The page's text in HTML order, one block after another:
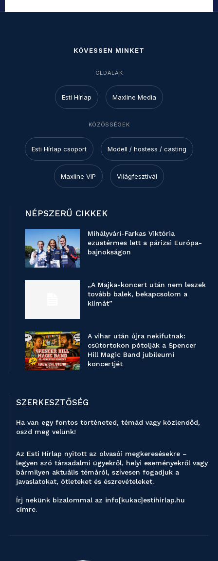
KÖVESSEN MINKET
OLDALAK
Esti Hírlap Maxline Media
KÖZÖSSÉGEK
Esti Hírlap csoport Modell / hostess / casting
Maxline VIP Világfesztivál
NÉPSZERŰ CIKKEK
Mihályvári-Farkas Viktória
ezüstérmes lett a párizsi Európa-
bajnokságon
„A Majka-koncert után nem leszek
tovább balek, bekapcsolom a
klímát”
A vihar után újra nekifutnak:
csütörtökön pótolják a Spencer
Hill Magic Band jubileumi
koncertjét
SZERKESZTŐSÉG
Ha van egy fontos történeted, témád vagy közlendőd,
oszd meg velünk!
Az Esti Hírlap nyitott az olvasói megkeresésekre –
legyen szó társadalmi ügyekről, helyi eseményekről vagy
bármilyen aktuális témáról, szívesen fogadjuk a
javaslatokat, ötleteket és észrevételeket.
Írj nekünk bizalommal az info[kukac]estihirlap.hu
címre.